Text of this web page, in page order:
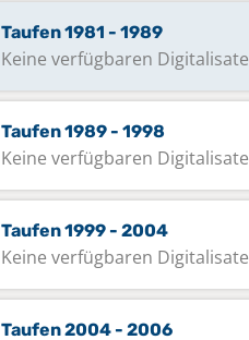
Taufen 1981 - 1989
Keine verfügbaren Digitalisate
Taufen 1989 - 1998
Keine verfügbaren Digitalisate
Taufen 1999 - 2004
Keine verfügbaren Digitalisate
Taufen 2004 - 2006